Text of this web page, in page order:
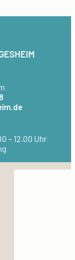
– 12.00 Uhr